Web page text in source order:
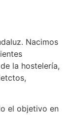
Nacimos
la hostelería,
el objetivo en